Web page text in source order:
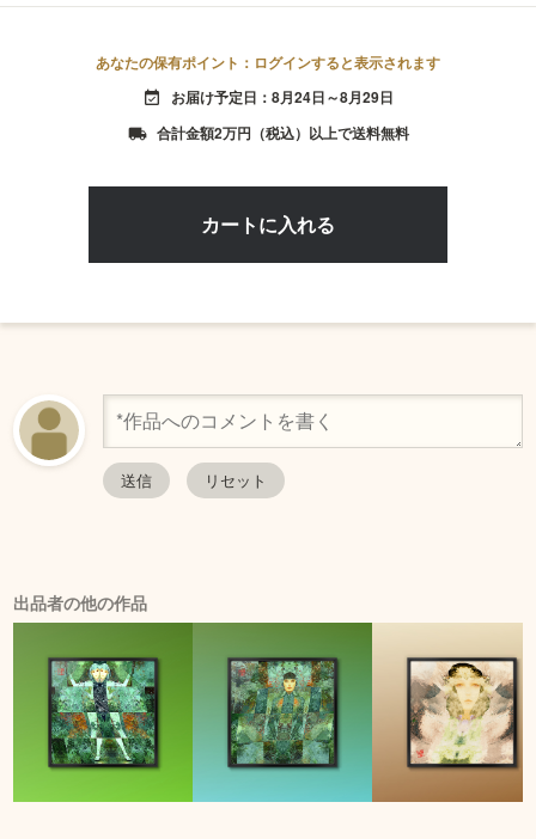
あなたの保有ポイント：ログインすると表示されます
event_available お届け予定日：8月24日～8月29日
local_shipping 合計金額2万円（税込）以上で送料無料
出品者の他の作品